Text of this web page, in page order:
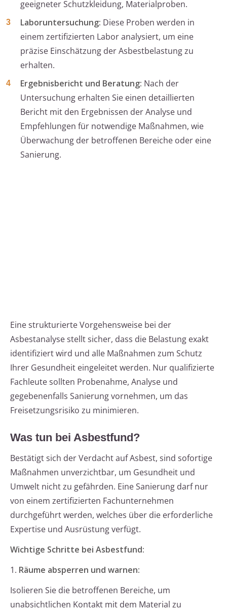
geeigneter Schutzkleidung, Materialproben.
Laboruntersuchung: Diese Proben werden in
einem zertifizierten Labor analysiert, um eine
präzise Einschätzung der Asbestbelastung zu
erhalten.
Ergebnisbericht und Beratung: Nach der
Untersuchung erhalten Sie einen detaillierten
Bericht mit den Ergebnissen der Analyse und
Empfehlungen für notwendige Maßnahmen, wie
Überwachung der betroffenen Bereiche oder eine
Sanierung.
Eine strukturierte Vorgehensweise bei der
Asbestanalyse stellt sicher, dass die Belastung exakt
identifiziert wird und alle Maßnahmen zum Schutz
Ihrer Gesundheit eingeleitet werden. Nur qualifizierte
Fachleute sollten Probenahme, Analyse und
gegebenenfalls Sanierung vornehmen, um das
Freisetzungsrisiko zu minimieren.
Was tun bei Asbestfund?
Bestätigt sich der Verdacht auf Asbest, sind sofortige
Maßnahmen unverzichtbar, um Gesundheit und
Umwelt nicht zu gefährden. Eine Sanierung darf nur
von einem zertifizierten Fachunternehmen
durchgeführt werden, welches über die erforderliche
Expertise und Ausrüstung verfügt.
Wichtige Schritte bei Asbestfund:
1. Räume absperren und warnen:
Isolieren Sie die betroffenen Bereiche, um
unabsichtlichen Kontakt mit dem Material zu